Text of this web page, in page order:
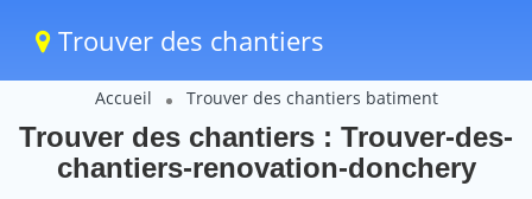
Trouver des chantiers
Accueil Trouver des chantiers batiment
Trouver des chantiers : Trouver-des-
chantiers-renovation-donchery